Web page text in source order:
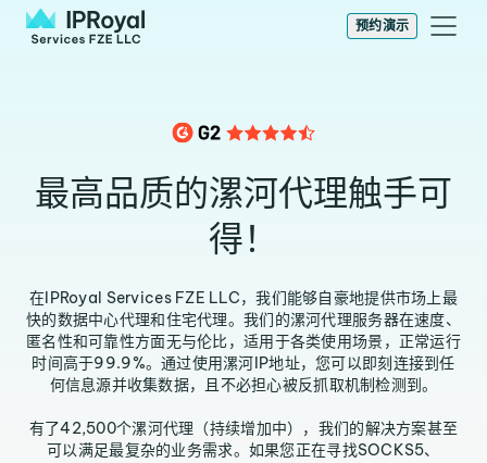
预约演示
最高品质的漯河代理触手可
得！
在IPRoyal Services FZE LLC，我们能够自豪地提供市场上最
快的数据中心代理和住宅代理。我们的漯河代理服务器在速度、
匿名性和可靠性方面无与伦比，适用于各类使用场景，正常运行
时间高于99.9%。通过使用漯河IP地址，您可以即刻连接到任
何信息源并收集数据，且不必担心被反抓取机制检测到。
有了42,500个漯河代理（持续增加中），我们的解决方案甚至
可以满足最复杂的业务需求。如果您正在寻找SOCKS5、